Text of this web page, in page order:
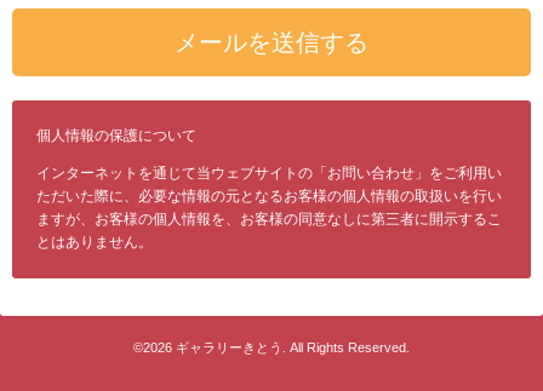
個人情報の保護について
インターネットを通じて当ウェブサイトの「お問い合わせ」をご利用い
ただいた際に、必要な情報の元となるお客様の個人情報の取扱いを行い
ますが、お客様の個人情報を、お客様の同意なしに第三者に開示するこ
とはありません。
©2026 ギャラリーきとう . All Rights Reserved.